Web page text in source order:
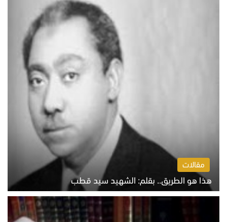
مقالات
هذا هو الطريق.. بقلم: الشهيد سيد قطب
الخميس 6 أغسطس 2026 10:52 ص